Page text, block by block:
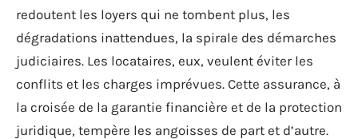
redoutent les loyers qui ne tombent plus, les
dégradations inattendues, la spirale des démarches
judiciaires. Les locataires, eux, veulent éviter les
conflits et les charges imprévues. Cette assurance, à
la croisée de la garantie financière et de la protection
juridique, tempère les angoisses de part et d’autre.